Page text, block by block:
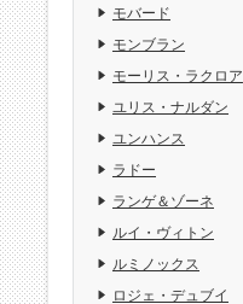
モバード
モンブラン
モーリス・ラクロア
ユリス・ナルダン
ユンハンス
ラドー
ランゲ＆ゾーネ
ルイ・ヴィトン
ルミノックス
ロジェ・デュブイ